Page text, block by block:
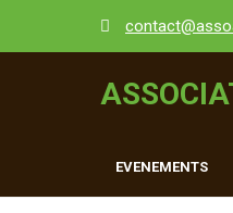
EVENEMENTS